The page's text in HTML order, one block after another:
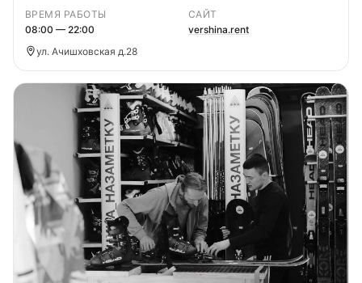
ВРЕМЯ РАБОТЫ
08:00 — 22:00
САЙТ
vershina.rent
ул. Ачишховская д.28